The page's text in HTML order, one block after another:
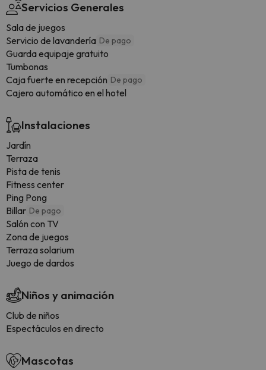
Servicios Generales
Sala de juegos
Servicio de lavandería De pago
Guarda equipaje gratuito
Tumbonas
Caja fuerte en recepción De pago
Cajero automático en el hotel
Instalaciones
Jardín
Terraza
Pista de tenis
Fitness center
Ping Pong
Billar De pago
Salón con TV
Zona de juegos
Terraza solarium
Juego de dardos
Niños y animación
Club de niños
Espectáculos en directo
Mascotas